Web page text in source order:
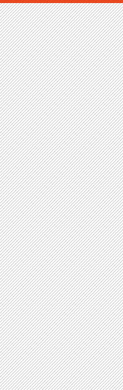
日本房地產
｜
日本買房
｜
日本購屋
｜
日本投資
｜
大江戶房屋有限公司